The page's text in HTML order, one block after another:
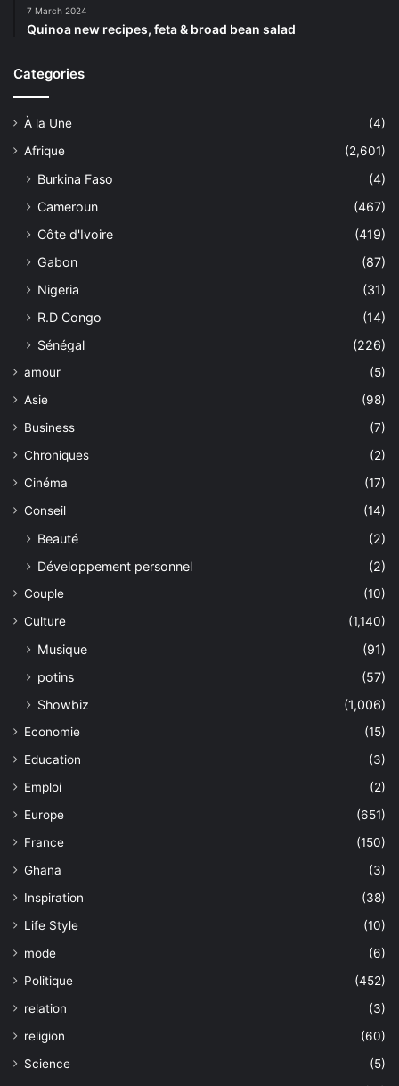
7 March 2024
Quinoa new recipes, feta & broad bean salad
Categories
À la Une
(4)
Afrique
(2,601)
Burkina Faso
(4)
Cameroun
(467)
Côte d'Ivoire
(419)
Gabon
(87)
Nigeria
(31)
R.D Congo
(14)
Sénégal
(226)
amour
(5)
Asie
(98)
Business
(7)
Chroniques
(2)
Cinéma
(17)
Conseil
(14)
Beauté
(2)
Développement personnel
(2)
Couple
(10)
Culture
(1,140)
Musique
(91)
potins
(57)
Showbiz
(1,006)
Economie
(15)
Education
(3)
Emploi
(2)
Europe
(651)
France
(150)
Ghana
(3)
Inspiration
(38)
Life Style
(10)
mode
(6)
Politique
(452)
relation
(3)
religion
(60)
Science
(5)